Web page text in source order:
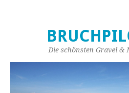
Die schönsten Gravel &